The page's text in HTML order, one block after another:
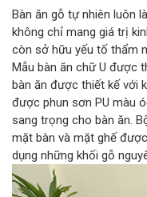
Bàn ăn gỗ tự nhiên luôn
không chỉ mang giá trị
còn sở hữu yếu tố thẩm
Mẫu bàn ăn chữ U được
bàn ăn được thiết kế với
được phun sơn PU màu
sang trọng cho bàn ăn.
mặt bàn và mặt ghế
dụng những khối gỗ